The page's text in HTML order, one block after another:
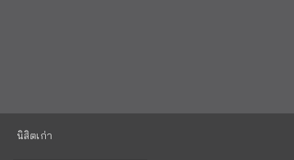
นิสิตเก่า